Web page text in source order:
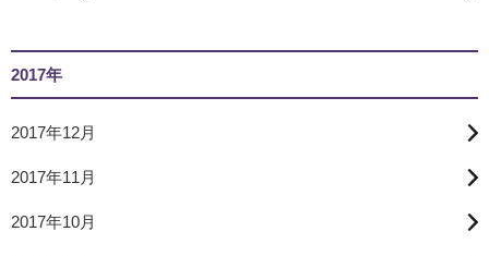
2017年
2017年12月
2017年11月
2017年10月